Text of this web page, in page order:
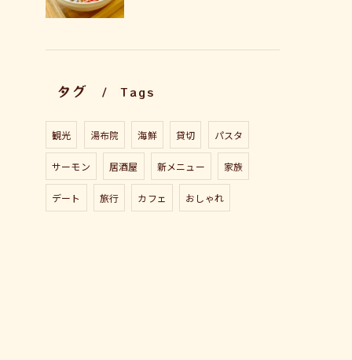
タグ Tags
観光 湯布院 海鮮 貸切 パスタ
サーモン 居酒屋 新メニュー 家族
デート 旅行 カフェ おしゃれ